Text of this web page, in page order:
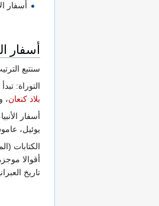
أسفار
أسفار
سنتبع
التوراة: تبدأ
بلاد كنعان،
أسفار
يوئيل،
الكتابات
أقوالا
تاريخ